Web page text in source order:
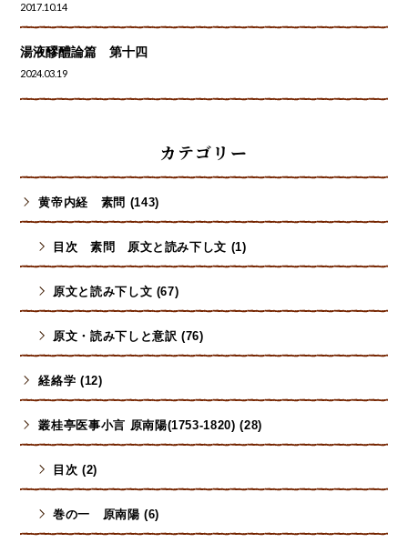
2017.10.14
湯液醪醴論篇 第十四
2024.03.19
カテゴリー
黄帝内経 素問 (143)
目次 素問 原文と読み下し文 (1)
原文と読み下し文 (67)
原文・読み下しと意訳 (76)
経絡学 (12)
叢桂亭医事小言 原南陽(1753-1820) (28)
目次 (2)
巻の一 原南陽 (6)